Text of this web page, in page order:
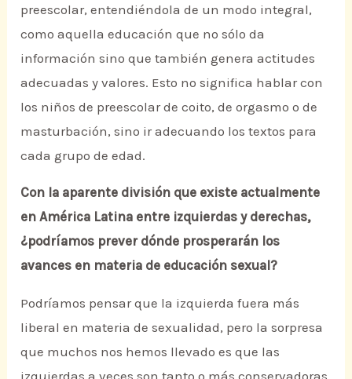
preescolar, entendiéndola de un modo integral,
como aquella educación que no sólo da
información sino que también genera actitudes
adecuadas y valores. Esto no significa hablar con
los niños de preescolar de coito, de orgasmo o de
masturbación, sino ir adecuando los textos para
cada grupo de edad.
Con la aparente división que existe actualmente
en América Latina entre izquierdas y derechas,
¿podríamos prever dónde prosperarán los
avances en materia de educación sexual?
Podríamos pensar que la izquierda fuera más
liberal en materia de sexualidad, pero la sorpresa
que muchos nos hemos llevado es que las
izquierdas a veces son tanto o más conservadoras